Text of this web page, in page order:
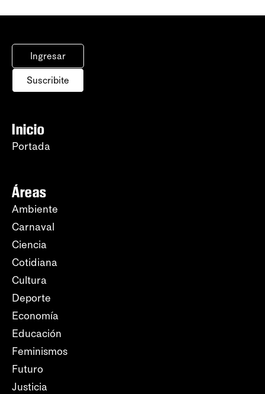
Ingresar
Suscribite
Inicio
Portada
Áreas
Ambiente
Carnaval
Ciencia
Cotidiana
Cultura
Deporte
Economía
Educación
Feminismos
Futuro
Justicia